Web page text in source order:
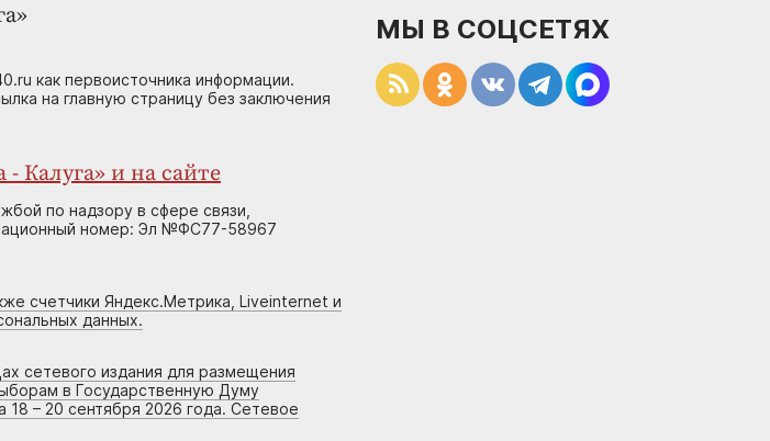
как первоисточника информации.
на главную страницу без заключения
Калуга» и на сайте
по надзору в сфере связи,
номер: Эл №ФС77-58967
счетчики Яндекс.Метрика, Liveinternet и
данных.
сетевого издания для размещения
в Государственную Думу
– 20 сентября 2026 года. Сетевое
МЫ В СОЦСЕТЯХ